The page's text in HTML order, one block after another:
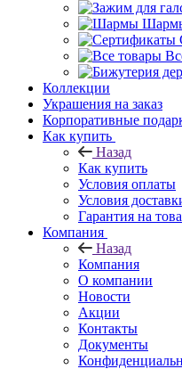
Коллекции
Украшения на заказ
Корпоративные
Как купить
Назад
Как купить
Условия оплаты
Условия
Гарантия на
Компания
Назад
Компания
О компании
Новости
Акции
Контакты
Документы